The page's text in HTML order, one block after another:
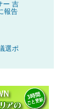
ー 吉
報告
選ポ